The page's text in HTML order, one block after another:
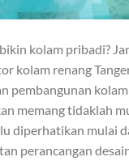
kolam pribadi?
kolam renang
pembangunan
memang tidaklah
diperhatikan mulai
perancangan